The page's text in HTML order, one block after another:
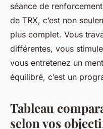
séance de
de TRX, c’est non
plus complet. Vous
différentes, vous
vous entretenez un
équilibré, c’est un
Tableau
selon vos